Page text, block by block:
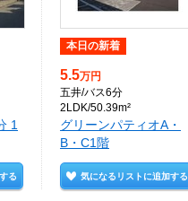
1
る
本日の新着
5.5万円
五井/バス6分
2LDK/50.39m²
グリーンパティオA・
B・C1階
気になるリストに追加する